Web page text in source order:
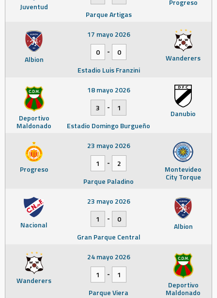
Juventud
Parque Artigas
Albion Wanderers
17 mayo 2026
0
-
0
Estadio Luis Franzini
Deportivo
Maldonado
Danubio
18 mayo 2026
3
-
1
Estadio Domingo Burgueño
Progreso Montevideo
City Torque
23 mayo 2026
1
-
2
Parque Paladino
Nacional Albion
23 mayo 2026
1
-
0
Gran Parque Central
Wanderers Deportivo
Maldonado
24 mayo 2026
1
-
1
Parque Viera